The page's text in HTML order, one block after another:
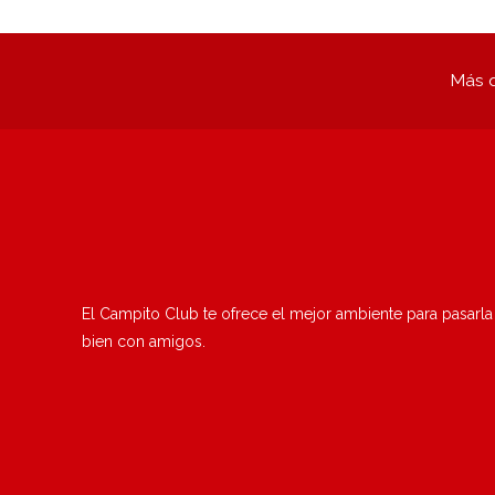
Más
El Campito Club te ofrece el mejor ambiente para pasarla
bien con amigos.